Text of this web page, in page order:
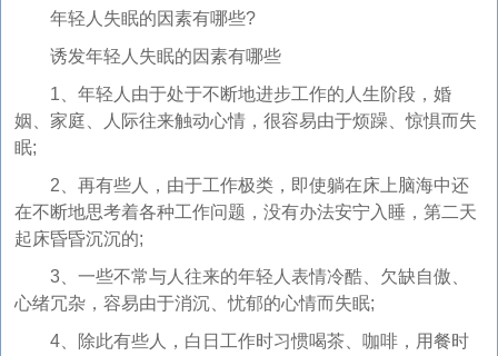
年轻人失眠的因素有哪些?
诱发年轻人失眠的因素有哪些
1、年轻人由于处于不断地进步工作的人生阶段，婚
姻、家庭、人际往来触动心情，很容易由于烦躁、惊惧而失
眠;
2、再有些人，由于工作极类，即使躺在床上脑海中还
在不断地思考着各种工作问题，没有办法安宁入睡，第二天
起床昏昏沉沉的;
3、一些不常与人往来的年轻人表情冷酷、欠缺自傲、
心绪冗杂，容易由于消沉、忧郁的心情而失眠;
4、除此有些人，白日工作时习惯喝茶、咖啡，用餐时